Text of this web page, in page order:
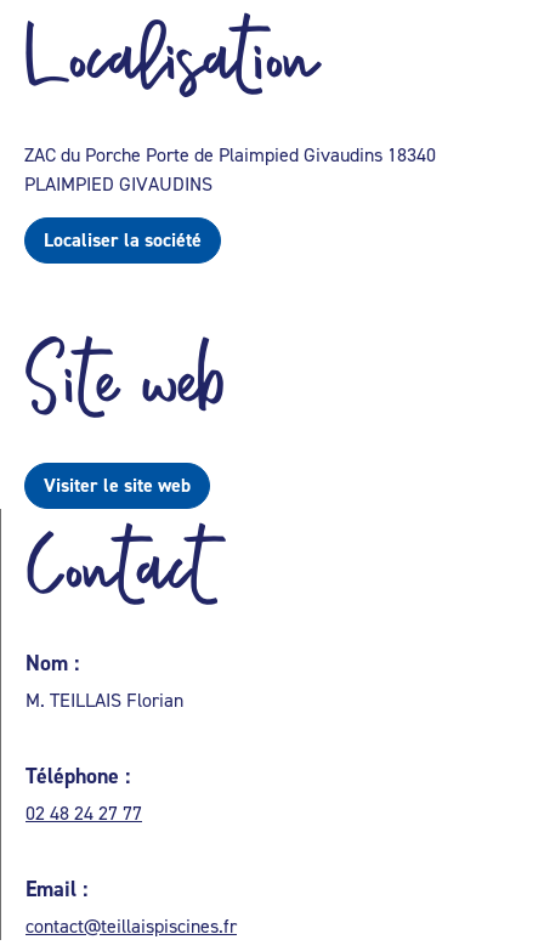
Localisation
ZAC du Porche Porte de Plaimpied Givaudins 18340
PLAIMPIED GIVAUDINS
Localiser la société
Site web
Visiter le site web
Contact
Nom :
M. TEILLAIS Florian
Téléphone :
02 48 24 27 77
Email :
contact@teillaispiscines.fr